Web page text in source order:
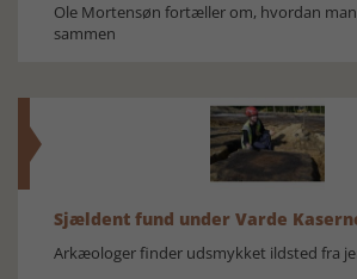
Ole Mortensøn fortæller om, hvordan
sammen
Sjældent fund under Varde
Arkæologer finder udsmykket ildsted fra